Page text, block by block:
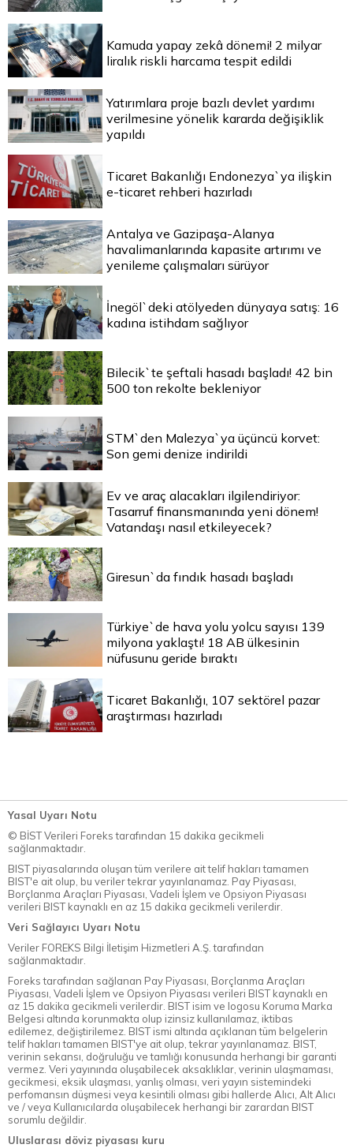
Kamuda yapay zekâ dönemi! 2 milyar
liralık riskli harcama tespit edildi
Yatırımlara proje bazlı devlet yardımı
verilmesine yönelik kararda değişiklik
yapıldı
Ticaret Bakanlığı Endonezya`ya ilişkin
e-ticaret rehberi hazırladı
Antalya ve Gazipaşa-Alanya
havalimanlarında kapasite artırımı ve
yenileme çalışmaları sürüyor
İnegöl`deki atölyeden dünyaya satış: 16
kadına istihdam sağlıyor
Bilecik`te şeftali hasadı başladı! 42 bin
500 ton rekolte bekleniyor
STM`den Malezya`ya üçüncü korvet:
Son gemi denize indirildi
Ev ve araç alacakları ilgilendiriyor:
Tasarruf finansmanında yeni dönem!
Vatandaşı nasıl etkileyecek?
Giresun`da fındık hasadı başladı
Türkiye`de hava yolu yolcu sayısı 139
milyona yaklaştı! 18 AB ülkesinin
nüfusunu geride bıraktı
Ticaret Bakanlığı, 107 sektörel pazar
araştırması hazırladı
Yasal Uyarı Notu
© BİST Verileri Foreks tarafından 15 dakika gecikmeli
sağlanmaktadır.
BIST piyasalarında oluşan tüm verilere ait telif hakları tamamen
BIST'e ait olup, bu veriler tekrar yayınlanamaz. Pay Piyasası,
Borçlanma Araçları Piyasası, Vadeli İşlem ve Opsiyon Piyasası
verileri BIST kaynaklı en az 15 dakika gecikmeli verilerdir.
Veri Sağlayıcı Uyarı Notu
Veriler FOREKS Bilgi İletişim Hizmetleri A.Ş. tarafından
sağlanmaktadır.
Foreks tarafından sağlanan Pay Piyasası, Borçlanma Araçları
Piyasası, Vadeli İşlem ve Opsiyon Piyasası verileri BIST kaynaklı en
az 15 dakika gecikmeli verilerdir. BIST isim ve logosu Koruma Marka
Belgesi altında korunmakta olup izinsiz kullanılamaz, iktibas
edilemez, değiştirilemez. BIST ismi altında açıklanan tüm belgelerin
telif hakları tamamen BIST'ye ait olup, tekrar yayınlanamaz. BIST,
verinin sekansı, doğruluğu ve tamlığı konusunda herhangi bir garanti
vermez. Veri yayınında oluşabilecek aksaklıklar, verinin ulaşmaması,
gecikmesi, eksik ulaşması, yanlış olması, veri yayın sistemindeki
perfomansın düşmesi veya kesintili olması gibi hallerde Alıcı, Alt Alıcı
ve / veya Kullanıcılarda oluşabilecek herhangi bir zarardan BIST
sorumlu değildir.
Uluslarası döviz piyasası kuru